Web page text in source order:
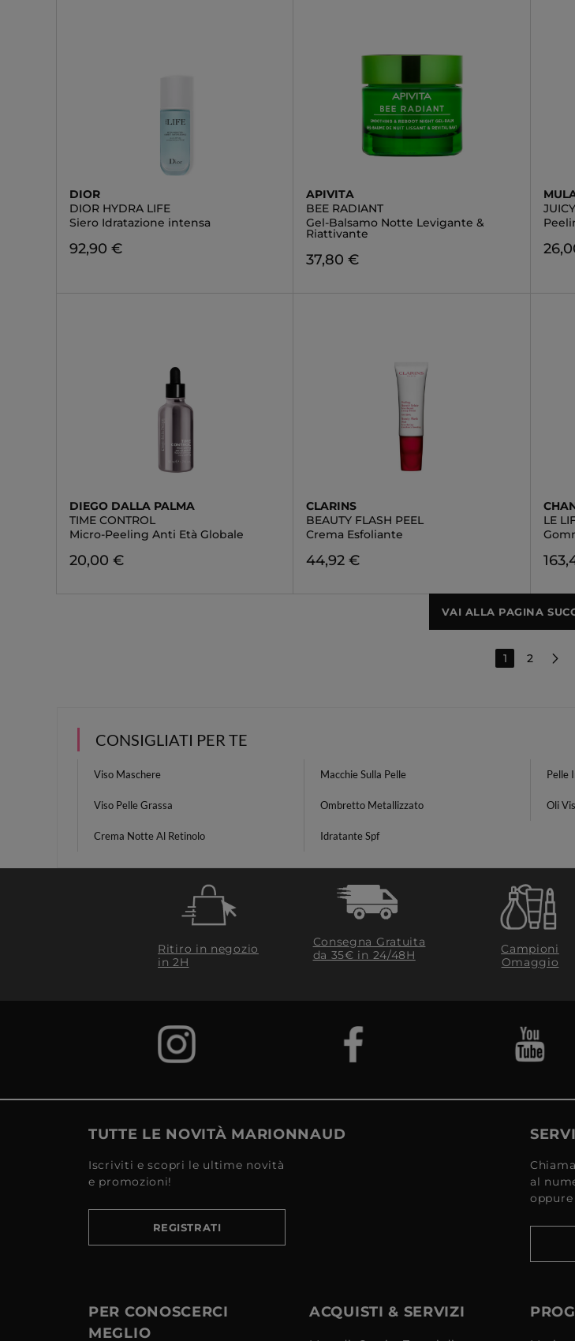
DIOR
DIOR HYDRA LIFE
Siero Idratazione intensa
92,90 €
APIVITA
BEE RADIANT
Gel-Balsamo Notte Levigante &
Riattivante
37,80 €
DIEGO DALLA PALMA
TIME CONTROL
Micro-Peeling Anti Età Globale
20,00 €
CLARINS
BEAUTY FLASH PEEL
Crema Esfoliante
44,92 €
LE
VAI ALLA PAGINA
1 2
CONSIGLIATI PER TE
Viso Maschere Macchie Sulla Pelle Pelle
Viso Pelle Grassa Ombretto Metallizzato Oli
Crema Notte Al Retinolo Idratante Spf
Ritiro in negozio
in 2H
Consegna Gratuita
da 35€​ in 24/48H
Campioni
Omaggio
TUTTE LE NOVITÀ MARIONNAUD
Iscriviti e scopri le ultime novità
e promozioni!
REGISTRATI
al
PER CONOSCERCI
MEGLIO
ACQUISTI & SERVIZI